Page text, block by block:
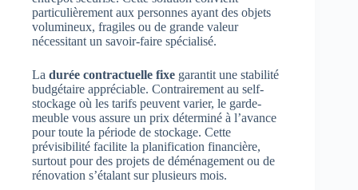
particulièrement aux personnes ayant des objets
volumineux, fragiles ou de grande valeur
nécessitant un savoir-faire spécialisé.
La durée contractuelle fixe garantit une stabilité
budgétaire appréciable. Contrairement au self-
stockage où les tarifs peuvent varier, le garde-
meuble vous assure un prix déterminé à l’avance
pour toute la période de stockage. Cette
prévisibilité facilite la planification financière,
surtout pour des projets de déménagement ou de
rénovation s’étalant sur plusieurs mois.